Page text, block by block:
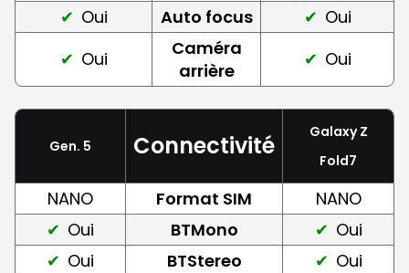
Oui
Auto focus
Oui
Oui
Caméra
arrière
Oui
Gen. 5 Connectivité
Galaxy Z
Fold7
NANO Format SIM
NANO
Oui
BTMono
Oui
Oui
BTStereo
Oui